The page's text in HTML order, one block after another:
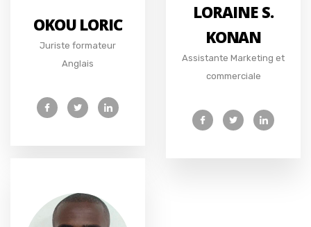
OKOU LORIC
Juriste formateur
Anglais
LORAINE S.
KONAN
Assistante Marketing et
commerciale